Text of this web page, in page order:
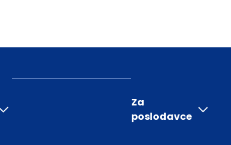
Za
poslodavce